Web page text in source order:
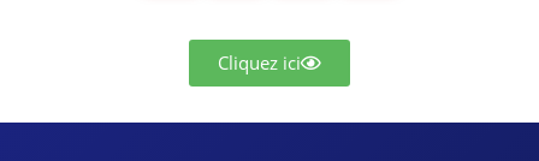
Cliquez ici